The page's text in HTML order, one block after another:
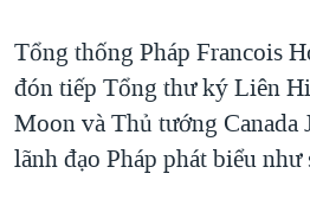
Tổng thống Pháp Francois
đón tiếp Tổng thư ký Liên
Moon và Thủ tướng Canada
lãnh đạo Pháp phát biểu như